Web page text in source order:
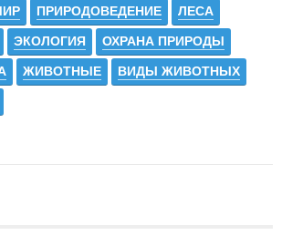
ПРИРОДОВЕДЕНИЕ ЛЕСА
ЭКОЛОГИЯ ОХРАНА ПРИРОДЫ
ЖИВОТНЫЕ ВИДЫ ЖИВОТНЫХ